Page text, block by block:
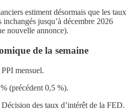
estiment désormais que les taux
jusqu’à décembre 2026
nouvelle annonce).
de la semaine
PPI mensuel.
(précédent 0,5 %).
Décision des taux d’intérêt de la FED.